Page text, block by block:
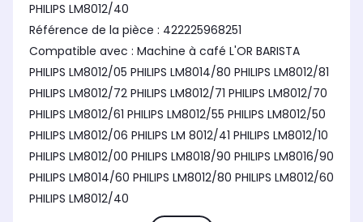
PHILIPS LM8012/40
Référence de la pièce : 422225968251
Compatible avec : Machine à café L'OR BARISTA
PHILIPS LM8012/05 PHILIPS LM8014/80 PHILIPS LM8012/81
PHILIPS LM8012/72 PHILIPS LM8012/71 PHILIPS LM8012/70
PHILIPS LM8012/61 PHILIPS LM8012/55 PHILIPS LM8012/50
PHILIPS LM8012/06 PHILIPS LM 8012/41 PHILIPS LM8012/10
PHILIPS LM8012/00 PHILIPS LM8018/90 PHILIPS LM8016/90
PHILIPS LM8014/60 PHILIPS LM8012/80 PHILIPS LM8012/60
PHILIPS LM8012/40